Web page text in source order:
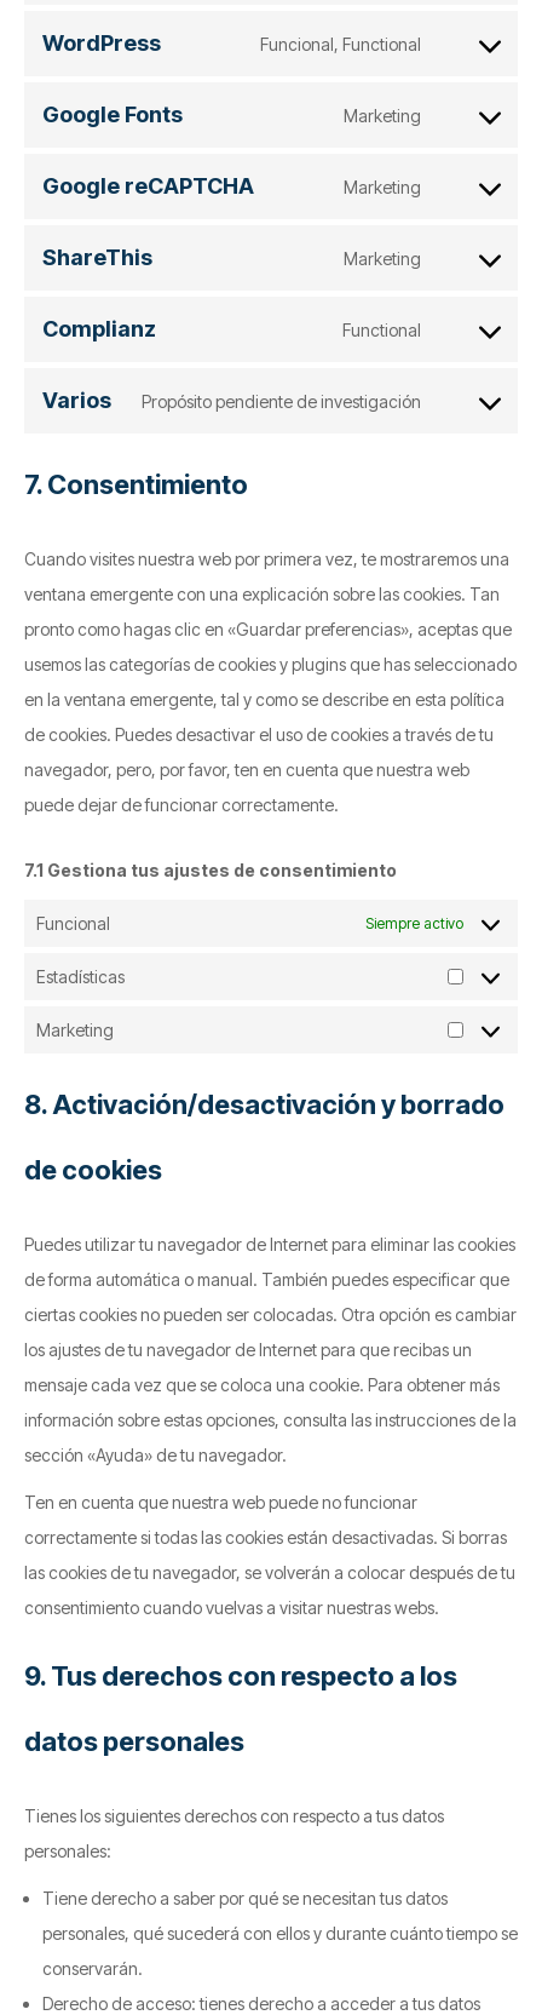
service
WordPress Funcional, Functional
Consent
service
Google Fonts Marketing
Consent
service
Google reCAPTCHA Marketing
Consent
service
recaptcha
ShareThis Marketing
Consent
service
Complianz Functional
Consent
service
Varios Propósito pendiente de investigación
Consent
7. Consentimiento
Cuando visites nuestra web por primera vez, te mostraremos una
ventana emergente con una explicación sobre las cookies. Tan
pronto como hagas clic en «Guardar preferencias», aceptas que
usemos las categorías de cookies y plugins que has seleccionado
en la ventana emergente, tal y como se describe en esta política
de cookies. Puedes desactivar el uso de cookies a través de tu
navegador, pero, por favor, ten en cuenta que nuestra web
puede dejar de funcionar correctamente.
7.1 Gestiona tus ajustes de consentimiento
Funcional Siempre activo
Estadísticas
Marketing
Marketing
8. Activación/desactivación y borrado
de cookies
Puedes utilizar tu navegador de Internet para eliminar las cookies
de forma automática o manual. También puedes especificar que
ciertas cookies no pueden ser colocadas. Otra opción es cambiar
los ajustes de tu navegador de Internet para que recibas un
mensaje cada vez que se coloca una cookie. Para obtener más
información sobre estas opciones, consulta las instrucciones de la
sección «Ayuda» de tu navegador.
Ten en cuenta que nuestra web puede no funcionar
correctamente si todas las cookies están desactivadas. Si borras
las cookies de tu navegador, se volverán a colocar después de tu
consentimiento cuando vuelvas a visitar nuestras webs.
9. Tus derechos con respecto a los
datos personales
Tienes los siguientes derechos con respecto a tus datos
personales:
Tiene derecho a saber por qué se necesitan tus datos
personales, qué sucederá con ellos y durante cuánto tiempo se
conservarán.
Derecho de acceso: tienes derecho a acceder a tus datos